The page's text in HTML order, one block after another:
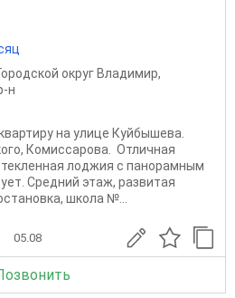
округ Владимир,
н
на улице Куйбышева.
Комиссарова. Отличная
лоджия с панорамным
Средний этаж, развитая
школа №...
05.08